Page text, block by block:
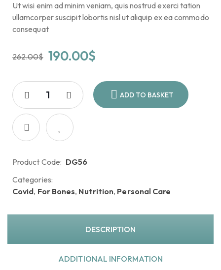
Ut wisi enim ad minim veniam, quis nostrud exerci tation
ullamcorper suscipit lobortis nisl ut aliquip ex ea commodo
consequat
262.00$ 190.00$
ADD TO BASKET
Product Code: DG56
Categories:
Covid, For Bones, Nutrition, Personal Care
DESCRIPTION
ADDITIONAL INFORMATION